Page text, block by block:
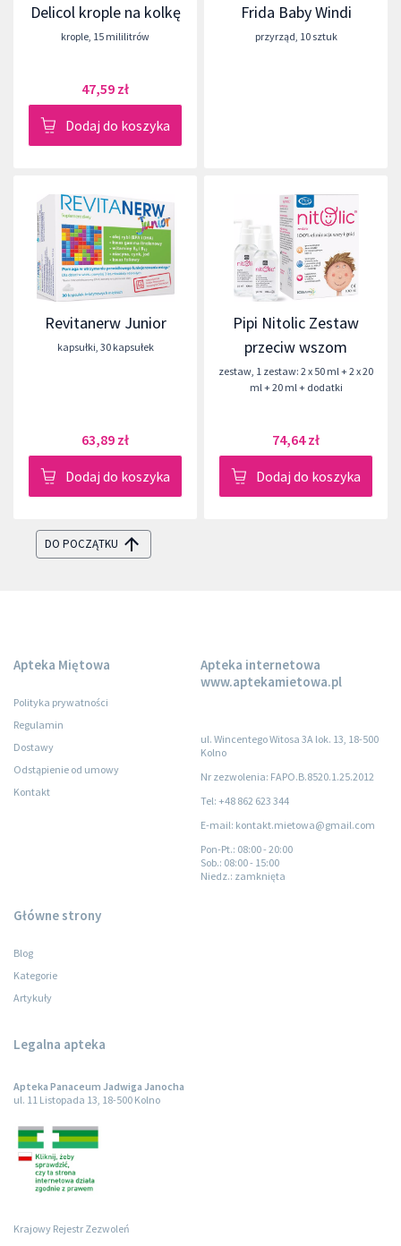
Delicol krople na kolkę
krople 15 mililitrów
47,59 zł
Dodaj do koszyka
Frida Baby Windi
przyrząd 10 sztuk
Revitanerw Junior
kapsułki 30 kapsułek
63,89 zł
Dodaj do koszyka
Pipi Nitolic Zestaw
przeciw wszom
zestaw 1 zestaw: 2 x 50 ml + 2 x 20
ml + 20 ml + dodatki
74,64 zł
Dodaj do koszyka
DO POCZĄTKU
Apteka Miętowa
Polityka prywatności
Regulamin
Dostawy
Odstąpienie od umowy
Kontakt
Apteka internetowa
www.aptekamietowa.pl
ul. Wincentego Witosa 3A lok. 13, 18-500
Kolno
Nr zezwolenia: FAPO.B.8520.1.25.2012
Tel: +48 862 623 344
E-mail: kontakt.mietowa@gmail.com
Pon-Pt.: 08:00 - 20:00
Sob.: 08:00 - 15:00
Niedz.: zamknięta
Główne strony
Blog
Kategorie
Artykuły
Legalna apteka
Apteka Panaceum Jadwiga Janocha
ul. 11 Listopada 13, 18-500 Kolno
Krajowy Rejestr Zezwoleń